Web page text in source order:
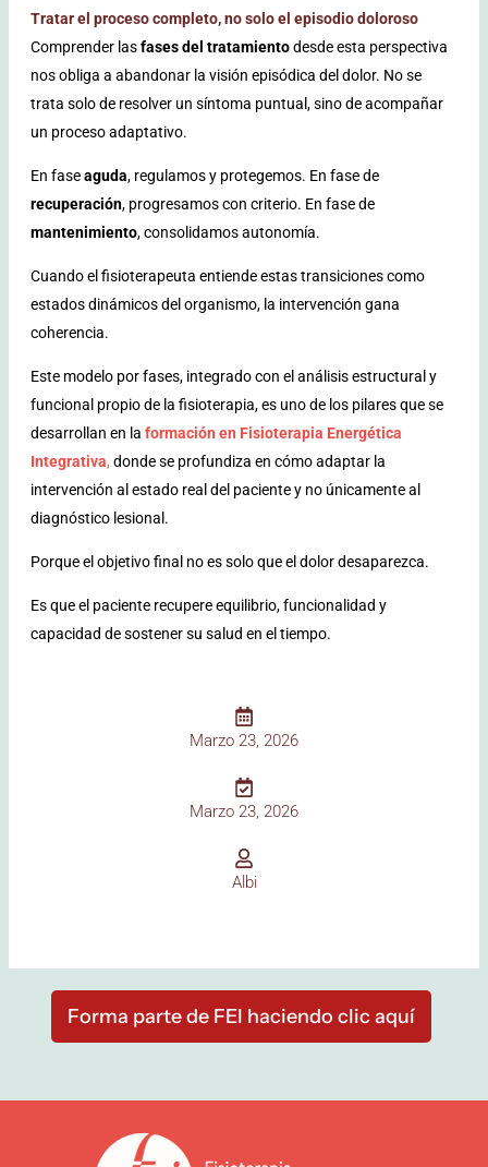
Tratar el proceso completo, no solo el episodio doloroso
Comprender lasfases del tratamientodesde esta perspectiva
nos obliga a abandonar la visión episódica del dolor. No se
trata solo de resolver un síntoma puntual, sino de acompañar
un proceso adaptativo.
En faseaguda, regulamos y protegemos. En fase de
recuperación, progresamos con criterio. En fase de
mantenimiento, consolidamos autonomía.
Cuando el fisioterapeuta entiende estas transiciones como
estados dinámicos del organismo, la intervención gana
coherencia.
Este modelo por fases, integrado con el análisis estructural y
funcional propio de la fisioterapia, es uno de los pilares que se
desarrollan en la formación en Fisioterapia Energética
Integrativa, donde se profundiza en cómo adaptar la
intervención al estado real del paciente y no únicamente al
diagnóstico lesional.
Porque el objetivo final no es solo que el dolor desaparezca.
Es que el paciente recupere equilibrio, funcionalidad y
capacidad de sostener su salud en el tiempo.
Marzo 23, 2026
Marzo 23, 2026
Albi
Forma parte de FEI haciendo clic aquí